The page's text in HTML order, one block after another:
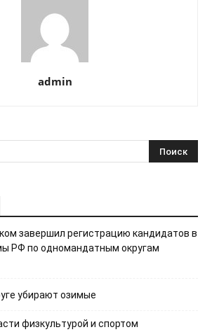
admin
завершил регистрацию кандидатов в
РФ по одномандатным округам
убирают озимые
физкультурой и спортом